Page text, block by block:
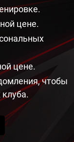
цене.
цене.
чтобы